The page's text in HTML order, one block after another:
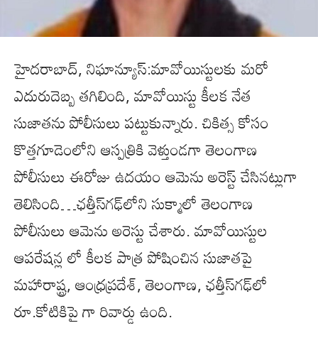
హైదరాబాద్, నిఘాన్యూస్:మావోయిస్టులకు మరో
ఎదురుదెబ్బ తగిలింది, మావోయిస్టు కీలక నేత
సుజాతను పోలీసులు పట్టుకున్నారు. చికిత్స కోసం
కొత్తగూడెంలోని ఆస్పత్రికి వెళ్తుండగా తెలంగాణ
పోలీసులు ఈరోజు ఉదయం ఆమెను అరెస్ట్‌ చేసినట్లుగా
తెలిసింది…ఛత్తీస్‌గఢ్‌లోని సుక్మాలో తెలంగాణ
పోలీసులు ఆమెను అరెస్టు చేశారు. మావోయిస్టుల
ఆపరేషన్ల లో కీలక పాత్ర పోషించిన సుజాతపై
మహారాష్ట్ర, ఆంధ్రప్రదేశ్‌, తెలంగాణ, ఛత్తీస్‌గఢ్‌లో
రూ.కోటికిపై గా రివార్డు ఉంది.